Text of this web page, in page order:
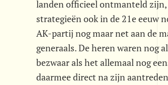
landen officieel ontmanteld
strategieën ook in de 21e eeuw
AK-partij nog maar net aan de
generaals. De heren waren nog
bezwaar als het allemaal nog
daarmee direct na zijn